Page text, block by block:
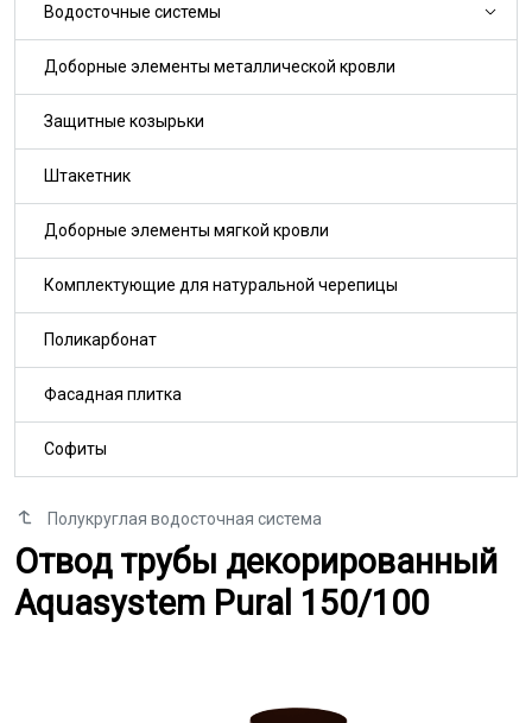
Полукруглая водосточная система
Отвод трубы декорированный
Отвод трубы декорированный
Aquasystem Pural 150/100
Водосточные системы
Доборные элементы металлической кровли
Защитные козырьки
Штакетник
Доборные элементы мягкой кровли
Комплектующие для натуральной черепицы
Поликарбонат
Фасадная плитка
Софиты